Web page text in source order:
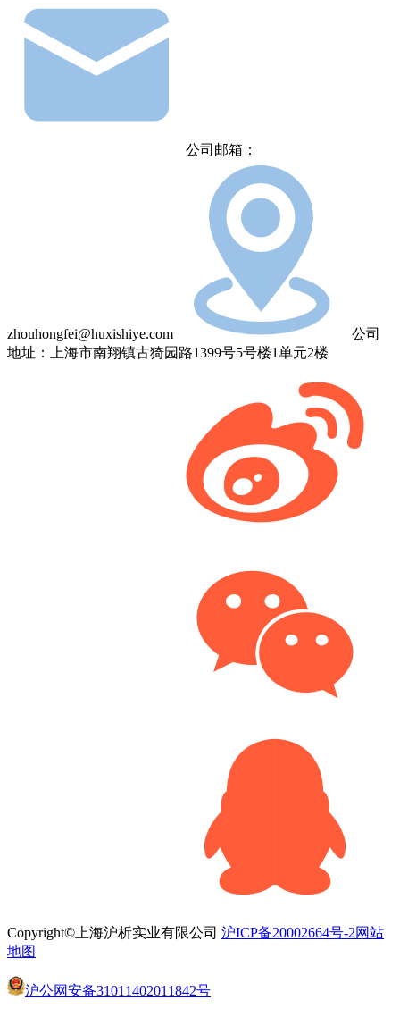
公司邮箱：
zhouhongfei@huxishiye.com
公司
地址：上海市南翔镇古猗园路1399号5号楼1单元2楼
Copyright©上海沪析实业有限公司 沪ICP备20002664号-2网站
地图
沪公网安备31011402011842号